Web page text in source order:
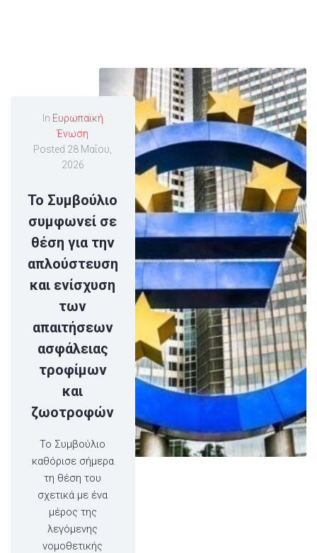
In Ευρωπαϊκή
Ένωση
Posted 28 Μαΐου,
2026
Το Συμβούλιο
συμφωνεί σε
θέση για την
απλούστευση
και ενίσχυση
των
απαιτήσεων
ασφάλειας
τροφίμων
και
ζωοτροφών
Το Συμβούλιο
καθόρισε σήμερα
τη θέση του
σχετικά με ένα
μέρος της
λεγόμενης
νομοθετικής